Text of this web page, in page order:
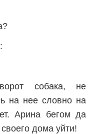
собака, не
на нее словно на
Арина бегом да
дома уйти!